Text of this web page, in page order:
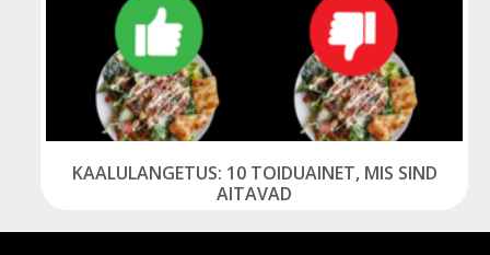
KAALULANGETUS: 10 TOIDUAINET, MIS SIND
AITAVAD